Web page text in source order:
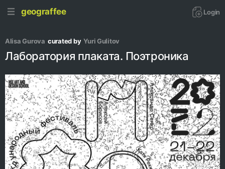
geograffee Login
Alisa Gurova curated by Yuri Gulitov
Лаборатория плаката. Поэтроника